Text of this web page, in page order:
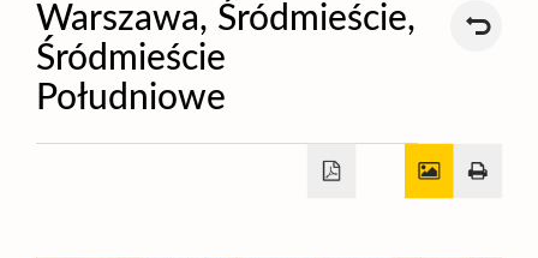
Warszawa, Śródmieście,
Śródmieście
Południowe